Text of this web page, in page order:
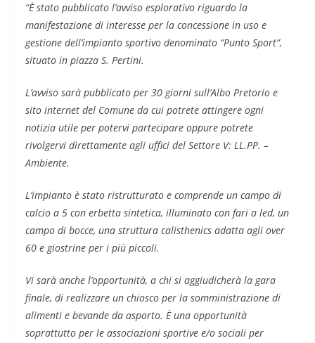
“È stato pubblicato l’avviso esplorativo riguardo la
manifestazione di interesse per la concessione in uso e
gestione dell’impianto sportivo denominato “Punto Sport”,
situato in piazza S. Pertini.
L’avviso sarà pubblicato per 30 giorni sull’Albo Pretorio e
sito internet del Comune da cui potrete attingere ogni
notizia utile per potervi partecipare oppure potrete
rivolgervi direttamente agli uffici del Settore V: LL.PP. –
Ambiente.
L’impianto è stato ristrutturato e comprende un campo di
calcio a 5 con erbetta sintetica, illuminato con fari a led, un
campo di bocce, una struttura calisthenics adatta agli over
60 e giostrine per i più piccoli.
Vi sarà anche l’opportunità, a chi si aggiudicherà la gara
finale, di realizzare un chiosco per la somministrazione di
alimenti e bevande da asporto. È una opportunità
soprattutto per le associazioni sportive e/o sociali per